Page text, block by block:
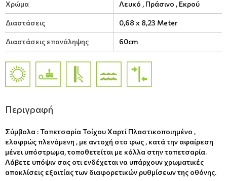
Χρώμα Λευκό , Πράσινο , Εκρού
Διαστάσεις 0,68 x 8,23 Meter
Διαστάσεις επανάληψης 60cm
Περιγραφή
Σύμβολα : Ταπετσαρία Τοίχου Χαρτί Πλαστικοποιημένο ,
ελαφρώς πλενόμενη , με αντοχή στο φως , κατά την αφαίρεση
μένει υπόστρωμα, τοποθετείται με κόλλα στην ταπετσαρία.
Λάβετε υπόψιν σας οτι ενδέχεται να υπάρχουν χρωματικές
αποκλίσεις εξαιτίας των διαφορετικών ρυθμίσεων της οθόνης.